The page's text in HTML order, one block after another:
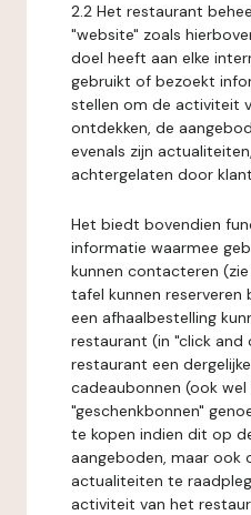
2.2 Het restaurant
"website" zoals
doel heeft aan elke
gebruikt of bezoekt
stellen om de activiteit
ontdekken, de
evenals zijn
achtergelaten door
Het biedt bovendien
informatie waarmee
kunnen contacteren
tafel kunnen
een afhaalbestelling
restaurant (in "click and
restaurant een
cadeaubonnen (ook
"geschenkbonnen"
te kopen indien dit op
aangeboden, maar ook
actualiteiten te
activiteit van het